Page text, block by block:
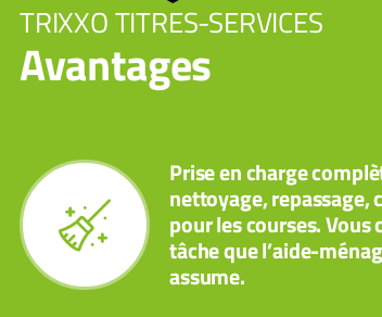
TRIXXO TITRES-SERVICES
Avantages
Prise en charge
nettoyage, repassage,
pour les courses. Vous
tâche que l’aide-
assume.